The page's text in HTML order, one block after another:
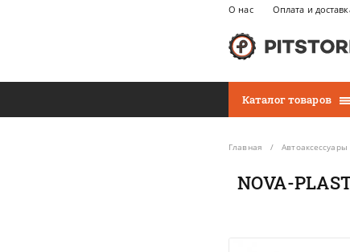
О нас Оплата и
Каталог товаров
Главная Автоаксессуары
NOVA-